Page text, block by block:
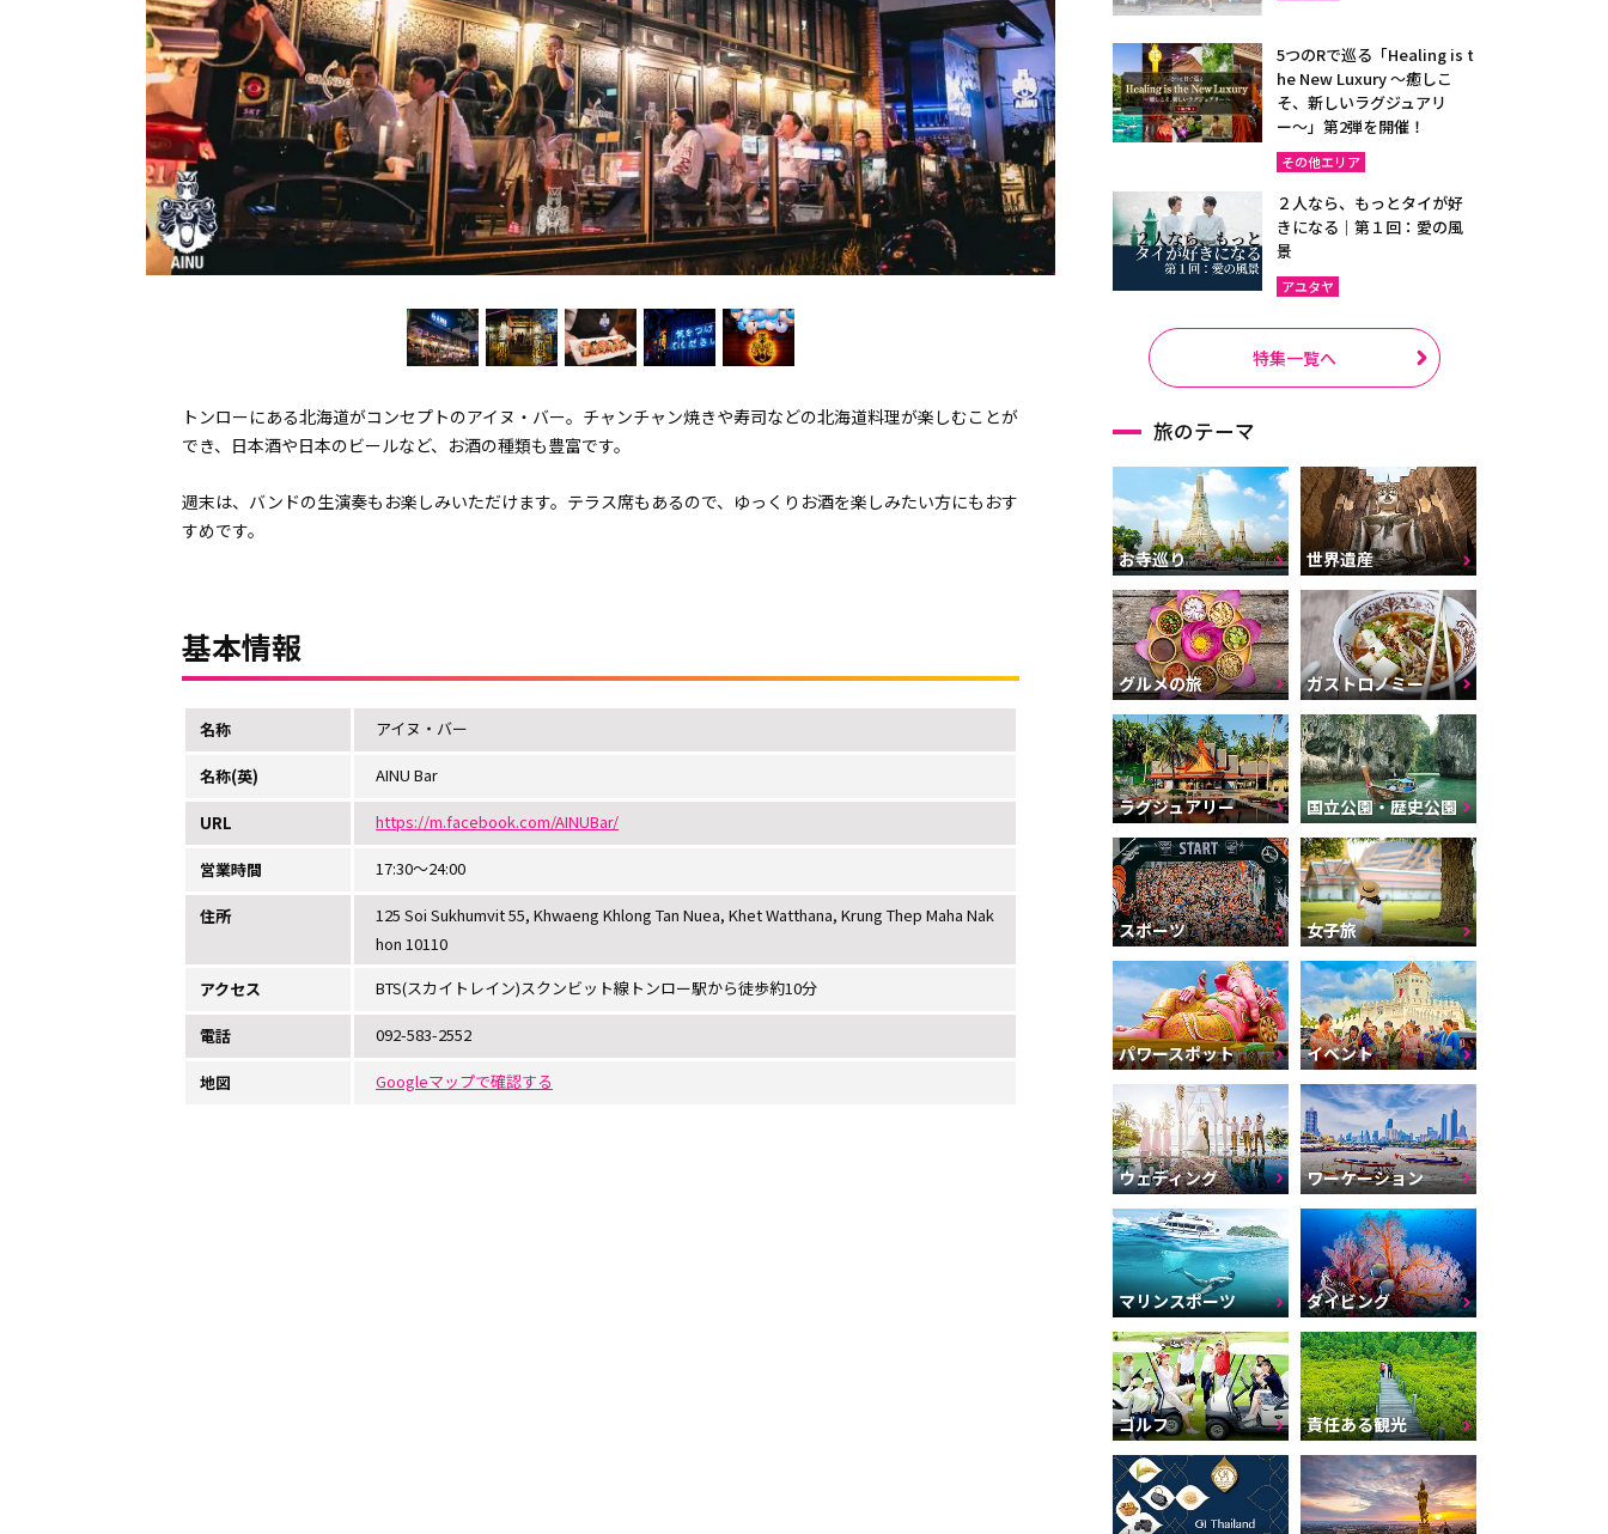
トンローにある北海道がコンセプトのアイヌ・バー。チャンチャン焼きや寿司などの北海道料理が楽しむことが
でき、日本酒や日本のビールなど、お酒の種類も豊富です。
週末は、バンドの生演奏もお楽しみいただけます。テラス席もあるので、ゆっくりお酒を楽しみたい方にもおす
すめです。
基本情報
名称 アイヌ・バー
名称(英) AINU Bar
URL https://m.facebook.com/AINUBar/
営業時間 17:30～24:00
住所
125 Soi Sukhumvit 55, Khwaeng Khlong Tan Nuea, Khet Watthana, Krung Thep Maha Nak
hon 10110
アクセス
BTS(スカイトレイン)スクンビット線トンロー駅から徒歩約10分
電話 092-583-2552
地図 Googleマップで確認する
5つのRで巡る「Healing is t
he New Luxury ～癒しこ
そ、新しいラグジュアリ
ー〜」第2弾を開催！
その他エリア
２人なら、もっとタイが好
きになる｜第１回：愛の風
景
アユタヤ
特集一覧へ
旅のテーマ
お寺巡り 世界遺産
グルメの旅 ガストロノミー
ラグジュアリー 国立公園・歴史公園
スポーツ 女子旅
パワースポット イベント
ウェディング ワーケーション
マリンスポーツ ダイビング
ゴルフ 責任ある観光